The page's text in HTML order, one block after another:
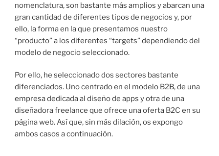
nomenclatura, son bastante más amplios y abarcan una
gran cantidad de diferentes tipos de negocios y, por
ello, la forma en la que presentamos nuestro
“producto” a los diferentes “targets” dependiendo del
modelo de negocio seleccionado.
Por ello, he seleccionado dos sectores bastante
diferenciados. Uno centrado en el modelo B2B, de una
empresa dedicada al diseño de apps y otra de una
diseñadora freelance que ofrece una oferta B2C en su
página web. Así que, sin más dilación, os expongo
ambos casos a continuación.